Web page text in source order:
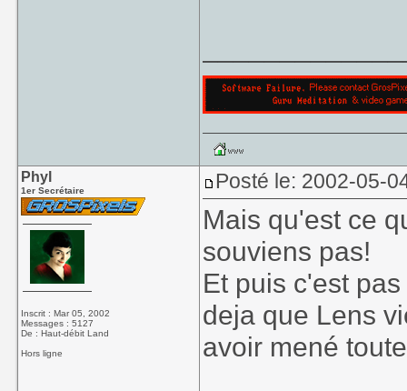
Phyl
1er Secrétaire
Inscrit : Mar 05, 2002
Messages : 5127
De : Haut-débit Land
Hors ligne
Posté le: 2002-05-
Mais qu'est ce
souviens pas!
Et puis c'est
deja que Lens
avoir mené